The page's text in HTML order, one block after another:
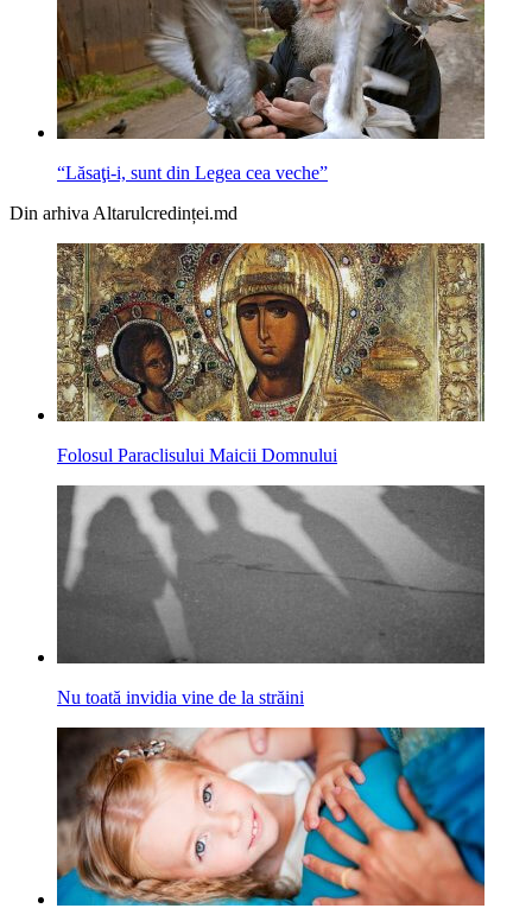
“Lăsaţi-i, sunt din Legea cea veche”
Din arhiva Altarulcredinței.md
Folosul Paraclisului Maicii Domnului
Nu toată invidia vine de la străini